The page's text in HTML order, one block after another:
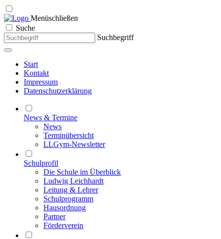
Menüschließen
Suche
Suchbegriff
Start
Kontakt
Impressum
Datenschutzerklärung
News & Termine
News
Terminübersicht
LLGym-Newsletter
Schulprofil
Die Schule im Überblick
Ludwig Leichhardt
Leitung & Lehrer
Schulprogramm
Hausordnung
Partner
Förderverein